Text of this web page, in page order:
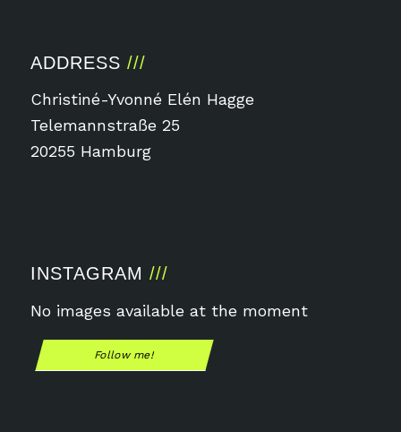
ADDRESS
Christiné-Yvonné Elén Hagge
Telemannstraße 25
20255 Hamburg
INSTAGRAM
No images available at the moment
Follow me!